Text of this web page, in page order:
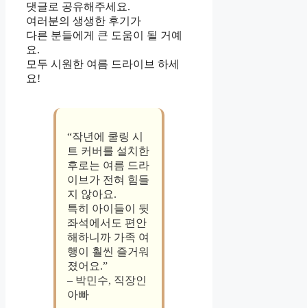
댓글로 공유해주세요.
여러분의 생생한 후기가
다른 분들에게 큰 도움이 될 거예
요.
모두 시원한 여름 드라이브 하세
요!
“작년에 쿨링 시
트 커버를 설치한
후로는 여름 드라
이브가 전혀 힘들
지 않아요.
특히 아이들이 뒷
좌석에서도 편안
해하니까 가족 여
행이 훨씬 즐거워
졌어요.”
– 박민수, 직장인
아빠